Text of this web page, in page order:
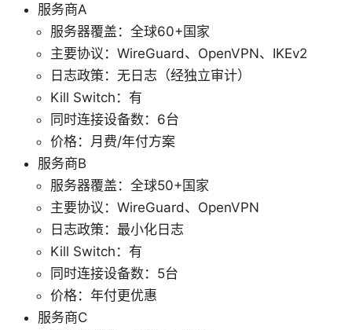
服务商A
服务器覆盖：全球60+国家
主要协议：WireGuard、OpenVPN、IKEv2
日志政策：无日志（经独立审计）
Kill Switch：有
同时连接设备数：6台
价格：月费/年付方案
服务商B
服务器覆盖：全球50+国家
主要协议：WireGuard、OpenVPN
日志政策：最小化日志
Kill Switch：有
同时连接设备数：5台
价格：年付更优惠
服务商C